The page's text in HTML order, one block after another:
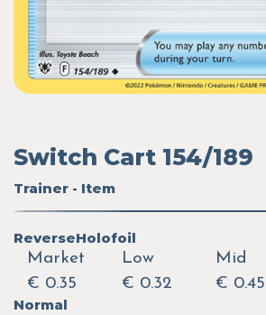
Switch Cart 154/189
Trainer - Item
ReverseHolofoil
Market
€ 0.35
Low
€ 0.32
Mid
€ 0.45
Normal